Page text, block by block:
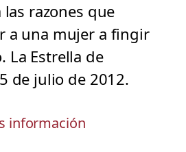
las razones que
a una mujer a fingir
La Estrella de
de julio de 2012.
información